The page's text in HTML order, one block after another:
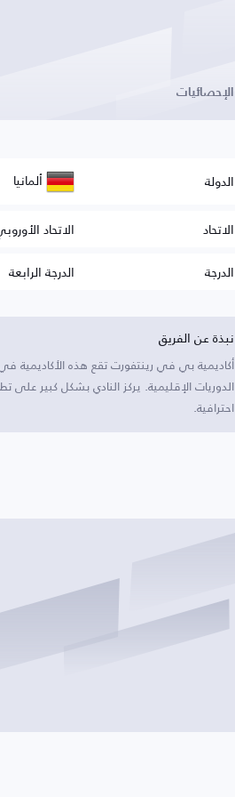
الإحصائيات
الدولة ألمانيا
الاتحاد
الاتحاد
الدرجة
الدرجة الرابعة
نبذة عن الفريق
أكاديمية بي في رينتفورت تقع هذه الأكاديمية
الدوريات الإقليمية. يركز النادي بشكل كبير على
احترافية.